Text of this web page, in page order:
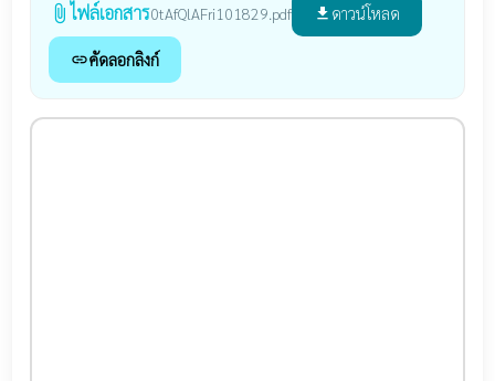
attach_file ไฟล์เอกสาร0tAfQlAFri101829.pdf file_download ดาวน์โหลด
linkคัดลอกลิงก์